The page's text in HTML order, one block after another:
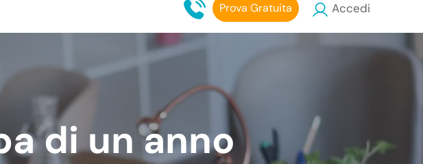
Prova Gratuita Accedi
di un anno